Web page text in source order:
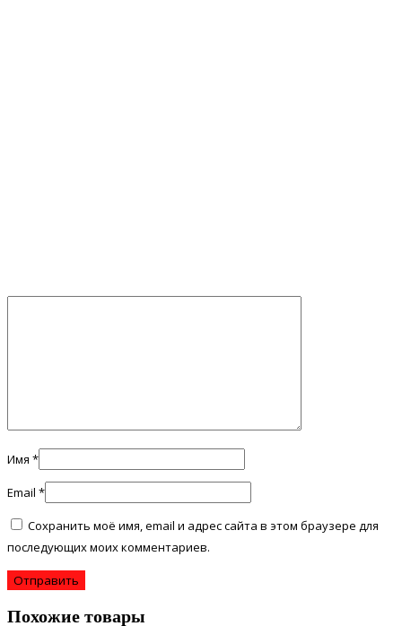
Имя *
Email *
Сохранить моё имя, email и адрес сайта в этом браузере для
последующих моих комментариев.
Похожие товары